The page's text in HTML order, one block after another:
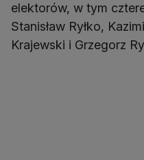
elektorów, w tym
Stanisław Ryłko,
Krajewski i Grzegorz